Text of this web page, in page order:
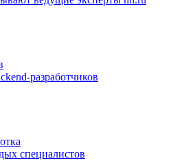
разработчиков
специалистов